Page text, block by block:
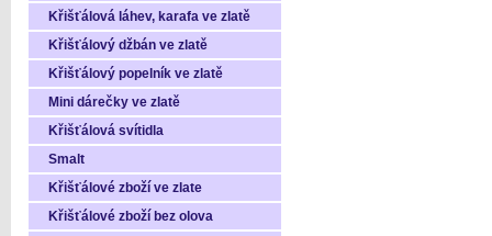
Křišťálová láhev, karafa ve zlatě
Křišťálový džbán ve zlatě
Křišťálový popelník ve zlatě
Mini dárečky ve zlatě
Křišťálová svítidla
Smalt
Křišťálové zboží ve zlate
Křišťálové zboží bez olova